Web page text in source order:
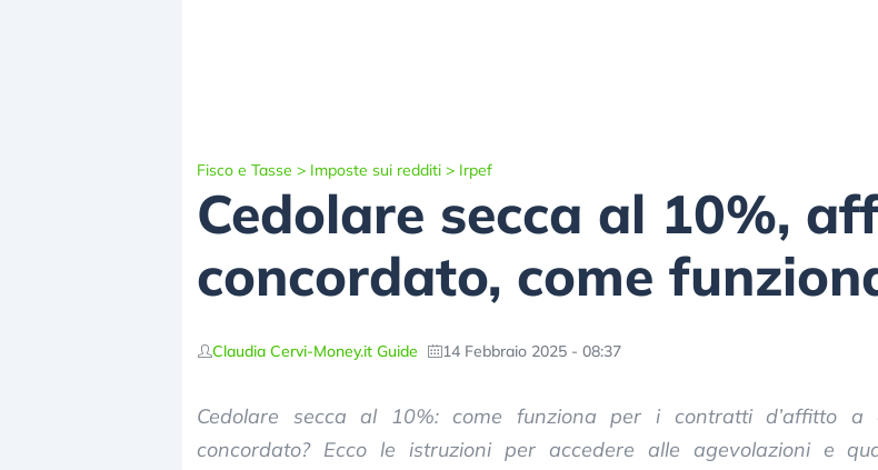
Fisco e Tasse > Imposte sui redditi > Irpef
Cedolare secca al 10%,
concordato, come
Claudia Cervi-Money.it Guide 14 Febbraio 2025 - 08:37
Cedolare secca al 10%: come funziona per i contratti d’affitto a
concordato? Ecco le istruzioni per accedere alle agevolazioni e